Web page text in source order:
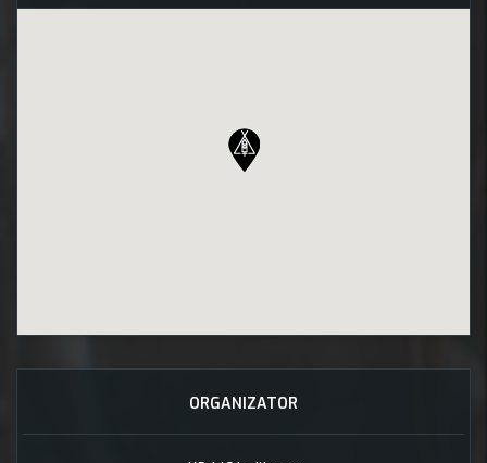
ORGANIZATOR